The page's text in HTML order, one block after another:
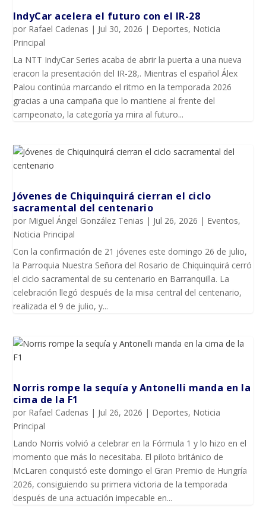
IndyCar acelera el futuro con el IR-28
por Rafael Cadenas | Jul 30, 2026 | Deportes, Noticia
Principal
La NTT IndyCar Series acaba de abrir la puerta a una nueva
eracon la presentación del IR-28,. Mientras el español Álex
Palou continúa marcando el ritmo en la temporada 2026
gracias a una campaña que lo mantiene al frente del
campeonato, la categoría ya mira al futuro...
Jóvenes de Chiquinquirá cierran el ciclo
sacramental del centenario
por Miguel Ángel González Tenias | Jul 26, 2026 | Eventos,
Noticia Principal
Con la confirmación de 21 jóvenes este domingo 26 de julio,
la Parroquia Nuestra Señora del Rosario de Chiquinquirá cerró
el ciclo sacramental de su centenario en Barranquilla. La
celebración llegó después de la misa central del centenario,
realizada el 9 de julio, y...
Norris rompe la sequía y Antonelli manda en la
cima de la F1
por Rafael Cadenas | Jul 26, 2026 | Deportes, Noticia
Principal
Lando Norris volvió a celebrar en la Fórmula 1 y lo hizo en el
momento que más lo necesitaba. El piloto británico de
McLaren conquistó este domingo el Gran Premio de Hungría
2026, consiguiendo su primera victoria de la temporada
después de una actuación impecable en...